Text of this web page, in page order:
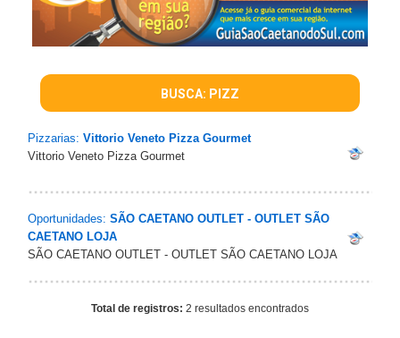
BUSCA: PIZZ
Pizzarias: Vittorio Veneto Pizza Gourmet
Vittorio Veneto Pizza Gourmet
Oportunidades: SÃO CAETANO OUTLET - OUTLET SÃO
CAETANO LOJA
SÃO CAETANO OUTLET - OUTLET SÃO CAETANO LOJA
Total de registros: 2 resultados encontrados